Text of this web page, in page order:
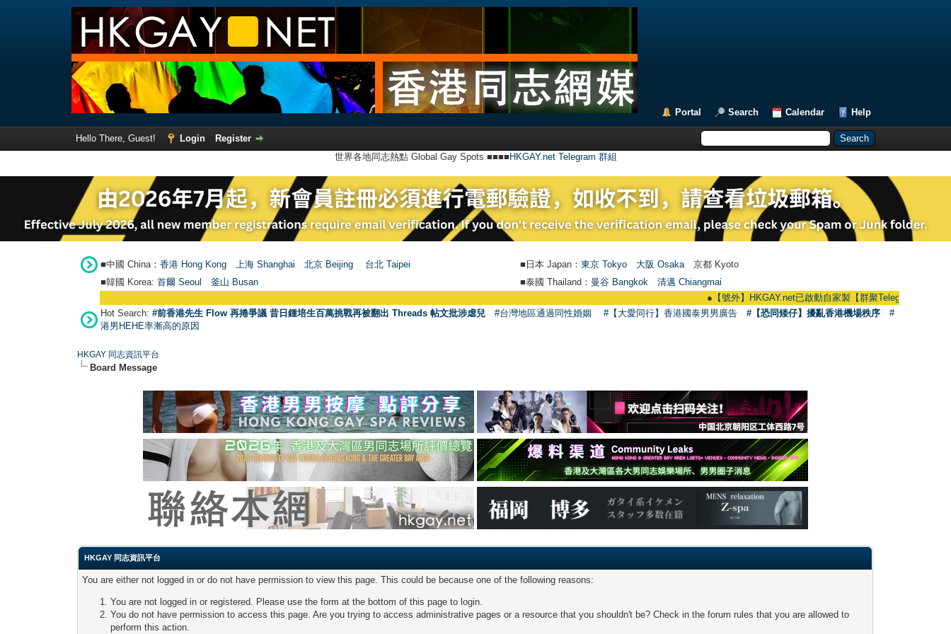
Portal Search Calendar Help
Hello There, Guest! Login
Register
世界各地同志熱點 Global Gay Spots ■■■■ HKGAY.net Telegram 群組
■中國 China： 香港 Hong Kong 上海 Shanghai 北京 Beijing 台北 Taipei ■日本 Japan： 東京 Tokyo 大阪 Osaka 京都 Kyoto
■韓國 Korea: 首爾 Seou 釜山 Busan ■泰國 Thailand： 曼谷 Bangkok
清邁 Chiangmai
【號外】HKGAY.net已啟動自家製【群聚Telegram群組】
Hot Search: #前香港先生 Flow 再捲爭議 昔日鍾培生百萬挑戰再被翻出 Threads 帖文批涉虐兒 #台灣地區通過同性婚姻 #【大愛同行】香港國泰男男廣告 #【恐同矮仔】擾亂香港機場秩序
#
港男HEHE率漸高的原因
HKGAY 同志資訊平台
Board Message
HKGAY 同志資訊平台
You are either not logged in or do not have permission to view this page. This could be because one of the following reasons:
You are not logged in or registered. Please use the form at the bottom of this page to login.
You do not have permission to access this page. Are you trying to access administrative pages or a resource that you shouldn't be? Check in the forum rules that you are allowed to
perform this action.